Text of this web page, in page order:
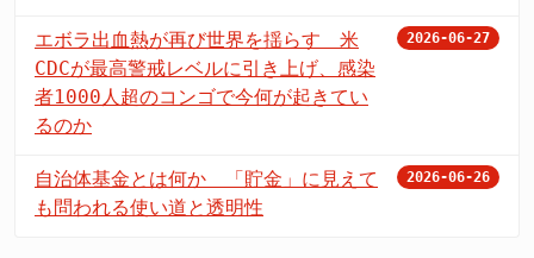
エボラ出血熱が再び世界を揺らす 米
CDCが最高警戒レベルに引き上げ、感染
者1000人超のコンゴで今何が起きてい
るのか
2026-06-27
自治体基金とは何か 「貯金」に見えて
も問われる使い道と透明性
2026-06-26